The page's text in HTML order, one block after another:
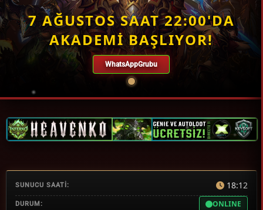
7 AĞUSTOS SAAT 22:00'DA
AKADEMİ BAŞLIYOR!
WhatsAppGrubu
SUNUCU SAATİ: 18:12
DURUM: ONLINE